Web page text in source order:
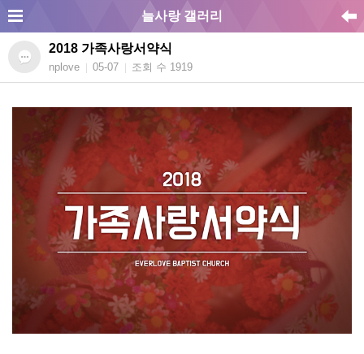
늘사랑 갤러리
2018 가족사랑서약식
nplove 05-07 조회 수 1919